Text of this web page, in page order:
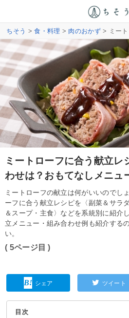
ちそう >食・料理 > 肉のおかず> ミート
ミートローフに合う献立レ
わせは？おもてなしメニュ
ミートローフの献立は何がいいのでし
ーフに合う献立レシピを〈副菜＆サラ
＆スープ・主食〉などを系統別に紹介
立メニュー・組み合わせ例も紹介する
い。
( 5ページ目 )
シェア ツイート
目次